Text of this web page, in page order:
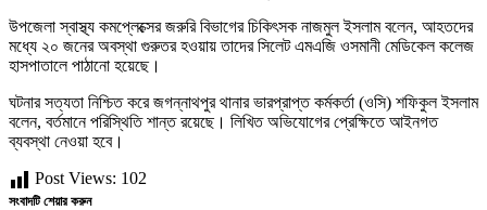
উপজেলা স্বাস্থ্য কমপ্লেক্সের জরুরি বিভাগের চিকিৎসক নাজমুল ইসলাম বলেন, আহতদের
মধ্যে ২০ জনের অবস্থা গুরুতর হওয়ায় তাদের সিলেট এমএজি ওসমানী মেডিকেল কলেজ
হাসপাতালে পাঠানো হয়েছে।
ঘটনার সত্যতা নিশ্চিত করে জগন্নাথপুর থানার ভারপ্রাপ্ত কর্মকর্তা (ওসি) শফিকুল ইসলাম
বলেন, বর্তমানে পরিস্থিতি শান্ত রয়েছে। লিখিত অভিযোগের প্রেক্ষিতে আইনগত
ব্যবস্থা নেওয়া হবে।
Post Views: 102
সংবাদটি শেয়ার করুন